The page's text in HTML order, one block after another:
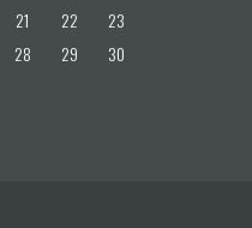
21 22
23
28 29
30